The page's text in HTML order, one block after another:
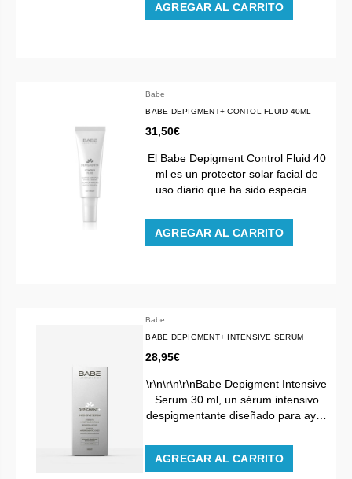
AGREGAR AL CARRITO
Babe
BABE DEPIGMENT+ CONTOL FLUID 40ML
31,50€
El Babe Depigment Control Fluid 40
ml es un protector solar facial de
uso diario que ha sido especia…
AGREGAR AL CARRITO
Babe
BABE DEPIGMENT+ INTENSIVE SERUM
28,95€
\r\n\r\n\r\nBabe Depigment Intensive
Serum 30 ml, un sérum intensivo
despigmentante diseñado para ay…
AGREGAR AL CARRITO